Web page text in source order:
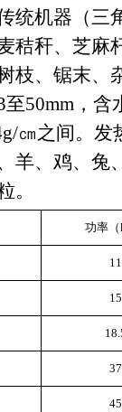
统机器（三
秸秆、芝麻
枝、锯末、
至50mm ，含
/㎝之间。发
羊、鸡、兔
。
功率（
11
15
37
45